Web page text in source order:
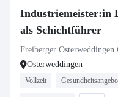
Industriemeister:in
als Schichtführer
Freiberger Osterweddingen
Osterweddingen
Vollzeit